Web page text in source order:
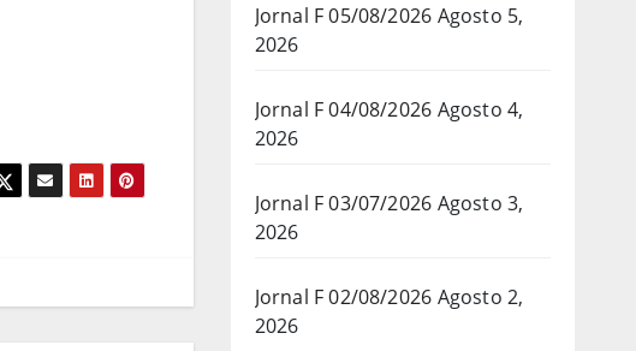
Jornal F 05/08/2026 Agosto 5,
2026
Jornal F 04/08/2026 Agosto 4,
2026
Jornal F 03/07/2026 Agosto 3,
2026
Jornal F 02/08/2026 Agosto 2,
2026